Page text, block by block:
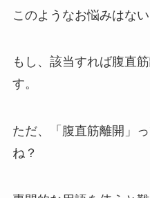
このようなお悩みはな
もし、該当すれば腹直
す。
ただ、「腹直筋離開」
ね？